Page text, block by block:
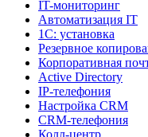
IT-мониторинг
Автоматизация IT
1С: установка
Резервное
Корпоративная
Active Directory
IP-телефония
Настройка CRM
CRM-телефония
Колл-центр